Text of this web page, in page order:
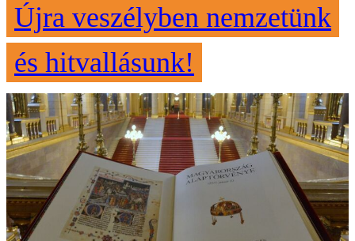
Újra veszélyben nemzetünk
és hitvallásunk!